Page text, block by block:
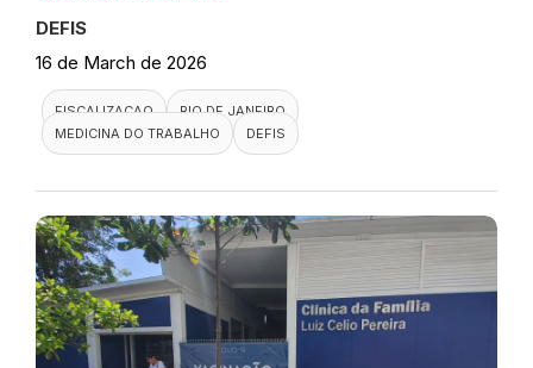
DEFIS
16 de March de 2026
FISCALIZACAO
RIO DE JANEIRO
MEDICINA DO TRABALHO
DEFIS